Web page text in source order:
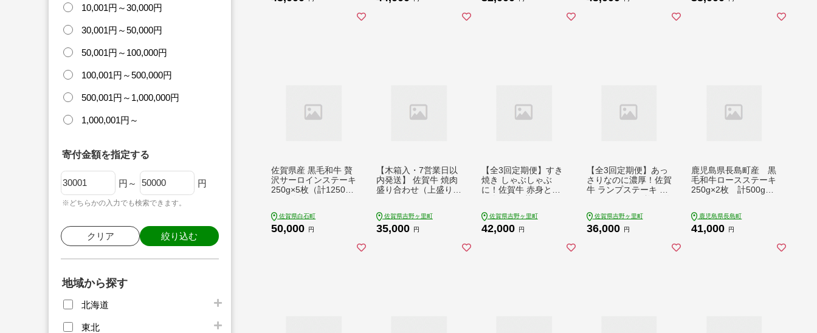
10,001円～30,000円
30,001円～50,000円
50,001円～100,000円
100,001円～500,000円
500,001円～1,000,000円
1,000,001円～
寄付金額を指定する
円～ 円
※どちらかの入力でも検索できます。
クリア 絞り込む
地域から探す
北海道
東北
佐賀県産 黒毛和牛 贅
沢サーロインステーキ
250g×5枚（計1250
ーロイン 柔らかステ
ーキ 旨味・コク溢れ
佐賀県白石町
50,000 円
【木箱入・7営業日以
内発送】 佐賀牛 焼肉
盛り合わせ（上盛り）
町/meat shop FUKU
[FCX032]
佐賀県吉野ヶ里町
35,000 円
【全3回定期便】すき
焼き しゃぶしゃぶ
に！佐賀牛 赤身とバ
里町/NICK’S MEAT [F
CY014]
佐賀県吉野ヶ里町
42,000 円
【全3回定期便】あっ
さりなのに濃厚！佐賀
牛 ランプステーキ 計
K’S MEAT [FCY017]
佐賀県吉野ヶ里町
36,000 円
鹿児島県長島町産 黒
毛和牛ロースステーキ
250g×2枚 計500g_f-
鹿児島県長島町
41,000 円